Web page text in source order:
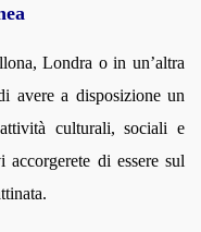
Londra o in un’altra
avere a disposizione un
culturali, sociali e
di essere sul